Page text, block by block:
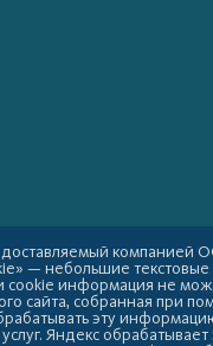
компанией
— небольшие
cookie информация не
сайта, собранная при
эту
Яндекс